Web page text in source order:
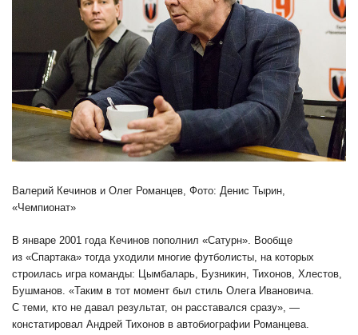
Валерий Кечинов и Олег Романцев, Фото: Денис Тырин,
«Чемпионат»
В январе 2001 года Кечинов пополнил «Сатурн». Вообще
из «Спартака» тогда уходили многие футболисты, на которых
строилась игра команды: Цымбаларь, Бузникин, Тихонов, Хлестов,
Бушманов. «Таким в тот момент был стиль Олега Ивановича.
С теми, кто не давал результат, он расставался сразу», —
констатировал Андрей Тихонов в автобиографии Романцева.